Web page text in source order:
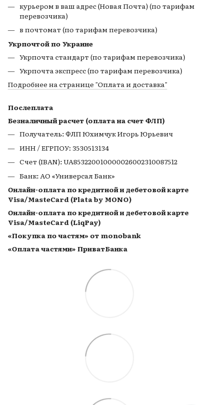
курьером в ваш адрес (Новая Почта) (по тарифам
перевозчика)
в почтомат (по тарифам перевозчика)
Укрпочтой по Украине
Укрпочта стандарт (по тарифам перевозчика)
Укрпочта экспресс (по тарифам перевозчика)
Подробнее на странице "Оплата и доставка"
Послеплата
Безналичный расчет (оплата на счет ФЛП)
Получатель: ФЛП Юхимчук Игорь Юрьевич
ИНН / ЕГРПОУ: 3530513134
Счет (IBAN): UA853220010000026002310087512
Банк: АО «Универсал Банк»
Онлайн-оплата по кредитной и дебетовой карте
Visa/MasteCard (Plata by MONO)
Онлайн-оплата по кредитной и дебетовой карте
Visa/MasteCard (LiqPay)
«Покупка по частям» от monobank
«Оплата частями» ПриватБанка